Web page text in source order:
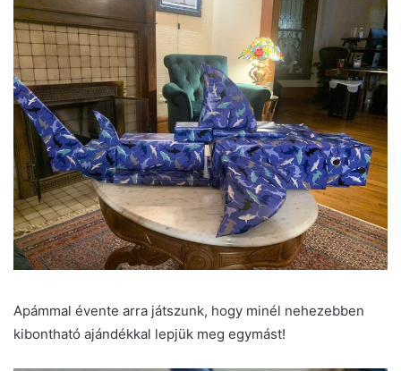
Apámmal évente arra játszunk, hogy minél nehezebben
kibontható ajándékkal lepjük meg egymást!